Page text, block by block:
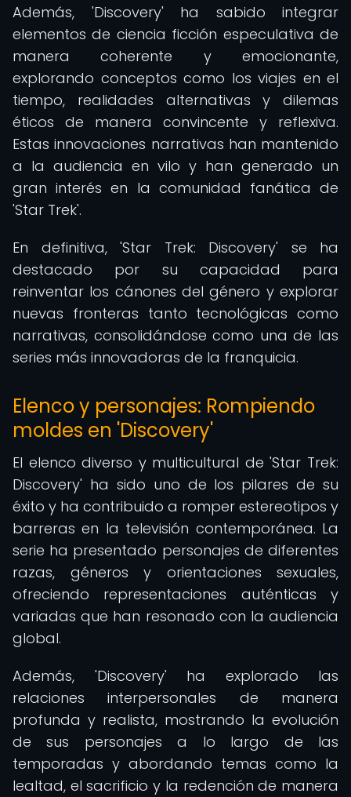
Además, 'Discovery' ha sabido integrar
elementos de ciencia ficción especulativa de
manera coherente y emocionante,
explorando conceptos como los viajes en el
tiempo, realidades alternativas y dilemas
éticos de manera convincente y reflexiva.
Estas innovaciones narrativas han mantenido
a la audiencia en vilo y han generado un
gran interés en la comunidad fanática de
'Star Trek'.
En definitiva, 'Star Trek: Discovery' se ha
destacado por su capacidad para
reinventar los cánones del género y explorar
nuevas fronteras tanto tecnológicas como
narrativas, consolidándose como una de las
series más innovadoras de la franquicia.
Elenco y personajes: Rompiendo
moldes en 'Discovery'
El elenco diverso y multicultural de 'Star Trek:
Discovery' ha sido uno de los pilares de su
éxito y ha contribuido a romper estereotipos y
barreras en la televisión contemporánea. La
serie ha presentado personajes de diferentes
razas, géneros y orientaciones sexuales,
ofreciendo representaciones auténticas y
variadas que han resonado con la audiencia
global.
Además, 'Discovery' ha explorado las
relaciones interpersonales de manera
profunda y realista, mostrando la evolución
de sus personajes a lo largo de las
temporadas y abordando temas como la
lealtad, el sacrificio y la redención de manera